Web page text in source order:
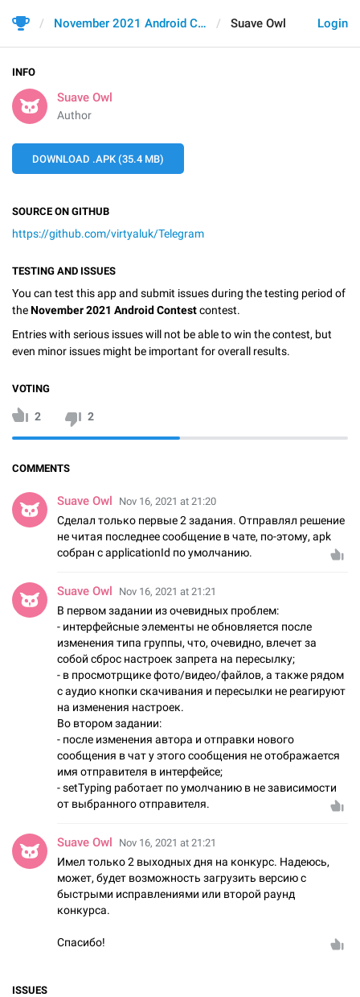
Login
November 2021 Android Contest Suave Owl
INFO
Suave Owl
Author
DOWNLOAD .APK (35.4 MB)
SOURCE ON GITHUB
https://github.com/virtyaluk/Telegram
TESTING AND ISSUES
You can test this app and submit issues during the testing period of
theNovember 2021 Android Contestcontest.
Entries with serious issues will not be able to win the contest, but
even minor issues might be important for overall results.
VOTING
2 2
COMMENTS
Suave Owl Nov 16, 2021 at 21:20
Сделал только первые 2 задания. Отправлял решение
не читая последнее сообщение в чате, по-этому, apk
собран с applicationId по умолчанию.
Suave Owl Nov 16, 2021 at 21:21
В первом задании из очевидных проблем:
- интерфейсные элементы не обновляется после
изменения типа группы, что, очевидно, влечет за
собой сброс настроек запрета на пересылку;
- в просмотрщике фото/видео/файлов, а также рядом
с аудио кнопки скачивания и пересылки не реагируют
на изменения настроек.
Во втором задании:
- после изменения автора и отправки нового
сообщения в чат у этого сообщения не отображается
имя отправителя в интерфейсе;
- setTyping работает по умолчанию в не зависимости
от выбранного отправителя.
Suave Owl Nov 16, 2021 at 21:21
Имел только 2 выходных дня на конкурс. Надеюсь,
может, будет возможность загрузить версию с
быстрыми исправлениями или второй раунд
конкурса.
Спасибо!
ISSUES